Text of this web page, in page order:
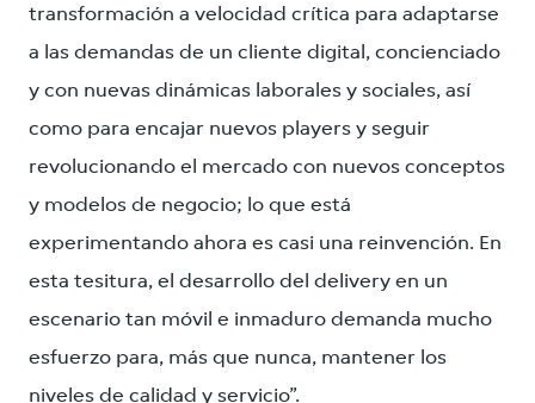
transformación a velocidad crítica para adaptarse
a las demandas de un cliente digital, concienciado
y con nuevas dinámicas laborales y sociales, así
como para encajar nuevos players y seguir
revolucionando el mercado con nuevos conceptos
y modelos de negocio; lo que está
experimentando ahora es casi una reinvención. En
esta tesitura, el desarrollo del delivery en un
escenario tan móvil e inmaduro demanda mucho
esfuerzo para, más que nunca, mantener los
niveles de calidad y servicio”.